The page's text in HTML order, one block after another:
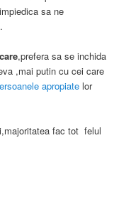
sa ne
,prefera sa se inchida
,mai putin cu cei care
apropiate lor
fac tot felul